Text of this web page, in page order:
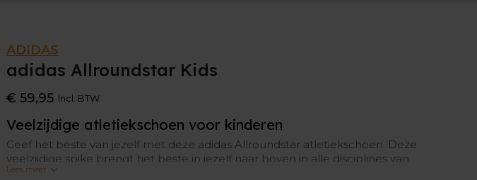
ADIDAS
adidas Allroundstar Kids
€ 59,95 Incl. BTW
Veelzijdige atletiekschoen voor kinderen
Geef het beste van jezelf met deze adidas Allroundstar atletiekschoen. Deze
veelzijdige spike brengt het beste in jezelf naar boven in alle disciplines van
de tienkamp. De schoen voelt comfortabel en betrouwbaar aan je voeten,
Lees meer